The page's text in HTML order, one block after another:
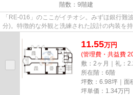
階数：9階建
「RE-016」のここがイチオシ。みずほ銀行難
分)。特徴的な外観と洗練された設計の内装を
離は200mです。クレジットカー...
11.55万円
(管理費・共益費
敷：2ヶ月｜礼：
所在階：6階
坪数：6.98坪｜面
坪単価： 1.34万円